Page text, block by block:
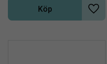
och styrka.
Köp